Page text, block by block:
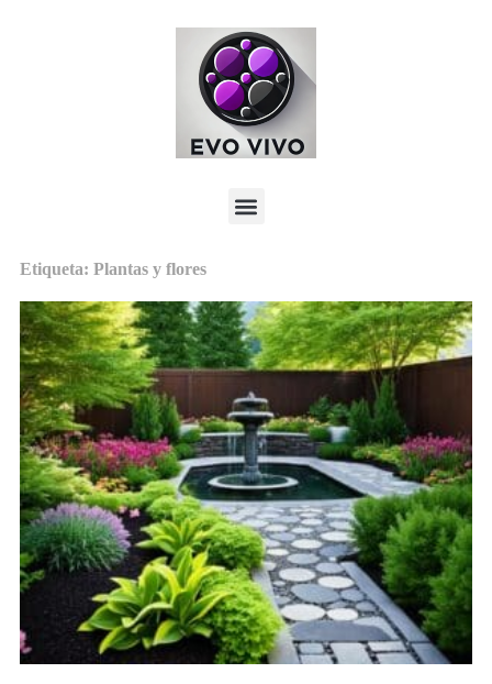
Etiqueta: Plantas y flores